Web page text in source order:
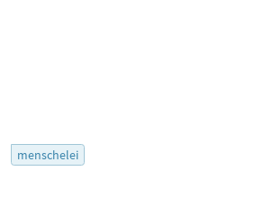
menschelei